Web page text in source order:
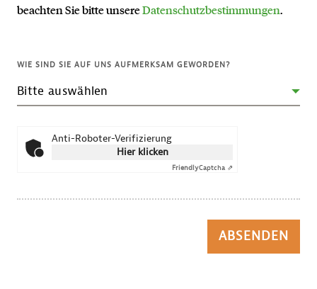
beachten Sie bitte unsereDatenschutzbestimmungen.
WIE SIND SIE AUF UNS AUFMERKSAM GEWORDEN?
Anti-Roboter-Verifizierung
Hier klicken
FriendlyCaptcha ⇗
ABSENDEN